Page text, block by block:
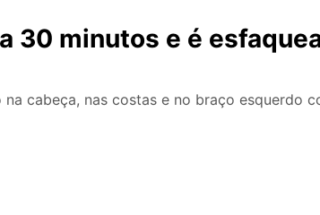
30 minutos e é
cabeça, nas costas e no braço esquerdo